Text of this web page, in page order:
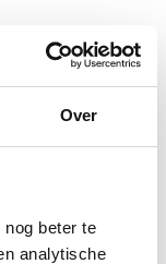
Over
beter te
analytische